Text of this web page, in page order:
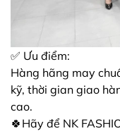
✅ Ưu điểm:
Hàng hãng may
kỹ, thời gian giao
cao.
🍀Hãy để NK